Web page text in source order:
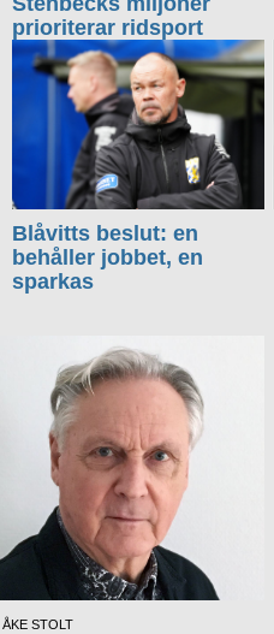
prioriterar ridsport
Blåvitts beslut: en
behåller jobbet, en
sparkas
ÅKE STOLT